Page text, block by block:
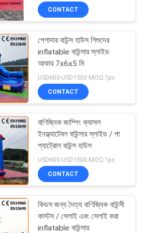
CONTACT
পেশাদার বাউন্স হাউস শিশুদের
inflatable বাউন্সার স্লাইড
আকার 7x6x5 মি
USD600-USD1500 MOQ:1pc
CONTACT
বাণিজ্যিক জাম্পিং ক্যাসল
ইনফ্ল্যাটেবল বাউন্সার স্লাইড / পা
প্যাট্রোল বাউন্স হাউস
USD600-USD1500 MOQ:1pc
CONTACT
কিডস জন্য দৈত্য বাণিজ্যিক বাউন্সী
কাস্টস / সেলাই এবং সেলাই করা
inflatable বাউন্সার